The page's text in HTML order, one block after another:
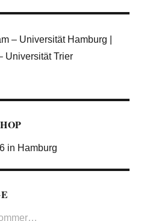
– Universität Hamburg |
Universität Trier
in Hamburg